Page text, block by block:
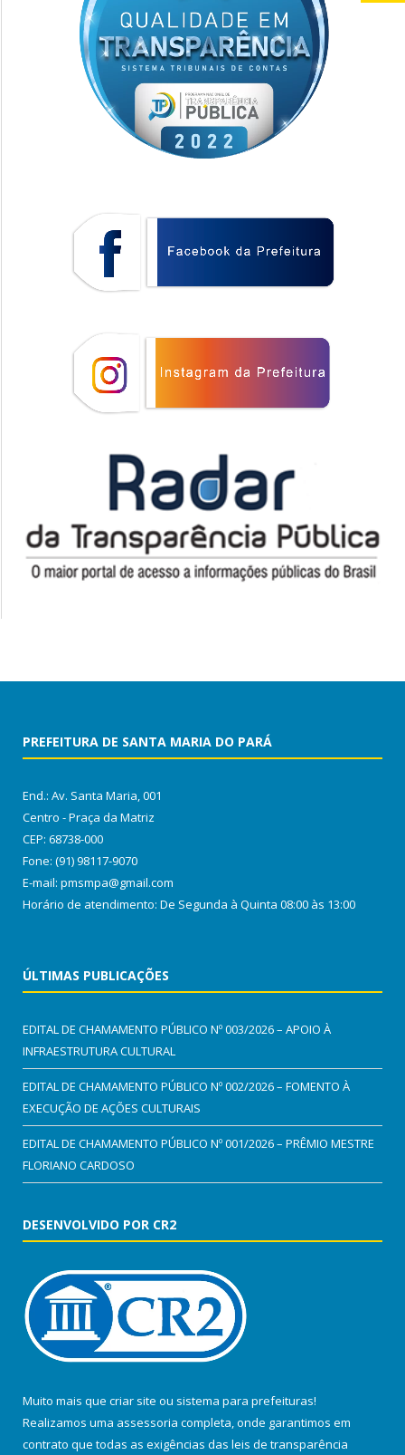
PREFEITURA DE SANTA MARIA DO PARÁ
End.: Av. Santa Maria, 001
Centro - Praça da Matriz
CEP: 68738-000
Fone: (91) 98117-9070
E-mail: pmsmpa@gmail.com
Horário de atendimento: De Segunda à Quinta 08:00 às 13:00
ÚLTIMAS PUBLICAÇÕES
EDITAL DE CHAMAMENTO PÚBLICO Nº 003/2026 – APOIO À
INFRAESTRUTURA CULTURAL
EDITAL DE CHAMAMENTO PÚBLICO Nº 002/2026 – FOMENTO À
EXECUÇÃO DE AÇÕES CULTURAIS
EDITAL DE CHAMAMENTO PÚBLICO Nº 001/2026 – PRÊMIO MESTRE
FLORIANO CARDOSO
DESENVOLVIDO POR CR2
Muito mais que criar site ou sistema para prefeituras!
Realizamos uma assessoria completa, onde garantimos em
contrato que todas as exigências das leis de transparência